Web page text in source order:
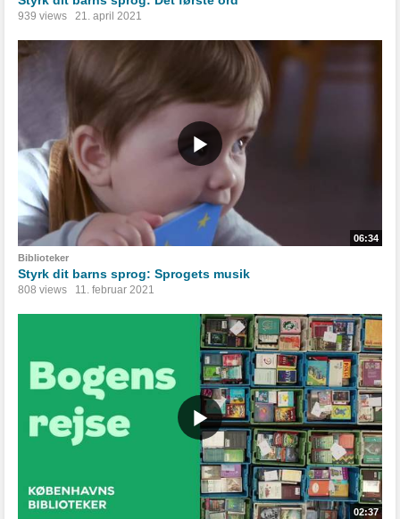
939 views 21. april 2021
06:34
Biblioteker
Styrk dit barns sprog: Sprogets musik
808 views 11. februar 2021
02:37